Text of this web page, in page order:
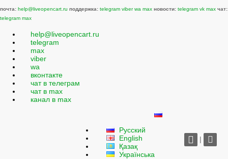
почта: help@liveopencart.ru поддержка: telegram viber wa max новости: telegram vk max чат:
telegram max
help@liveopencart.ru
telegram
max
viber
wa
вконтакте
чат в телеграм
чат в max
канал в max
Русский
English
Қазақ
Українська
|